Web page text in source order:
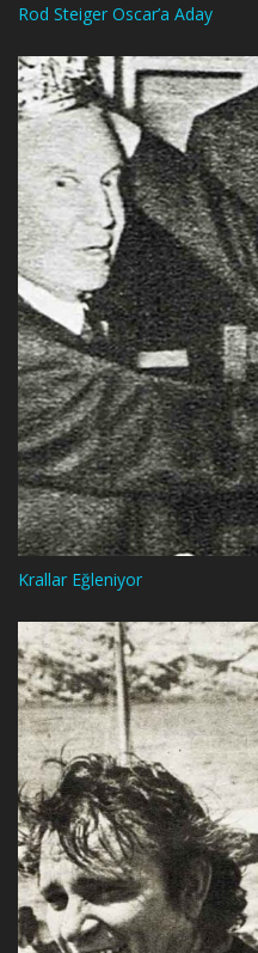
Rod Steiger Oscar’a Aday
Krallar Eğleniyor